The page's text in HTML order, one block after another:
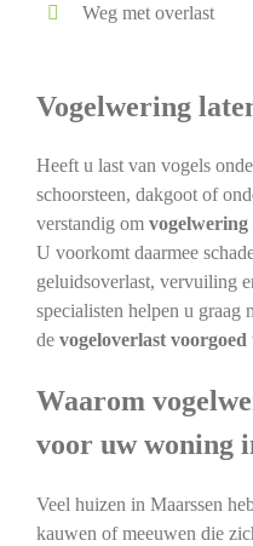
Weg met overlast
Vogelwering
Heeft u last van vogels
schoorsteen, dakgoot of
verstandig om vogelwering
U voorkomt daarmee
geluidsoverlast, vervuiling
specialisten helpen u graag
de vogeloverlast voorgoed
Waarom
voor uw woning
Veel huizen in Maarssen
kauwen of meeuwen die